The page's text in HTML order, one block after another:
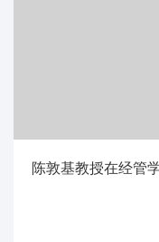
陈敦基教授在经管